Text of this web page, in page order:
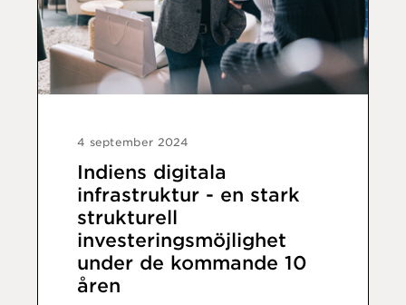
4 september 2024
Indiens digitala
infrastruktur - en stark
strukturell
investeringsmöjlighet
under de kommande 10
åren